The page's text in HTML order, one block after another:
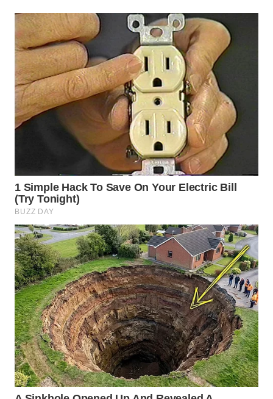
WN
BOROBUDUR
MADURA
WN
SURABAYA
WN
BINTAN
WN
MANDALIKA
WN
LIKUPANG
WN
LABUANBAJO
WN